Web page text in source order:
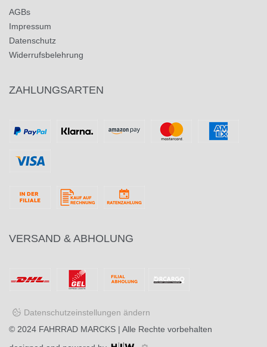
AGBs
Impressum
Datenschutz
Widerrufsbelehrung
ZAHLUNGSARTEN
VERSAND & ABHOLUNG
Datenschutzeinstellungen ändern
© 2024 FAHRRAD MARCKS | Alle Rechte vorbehalten